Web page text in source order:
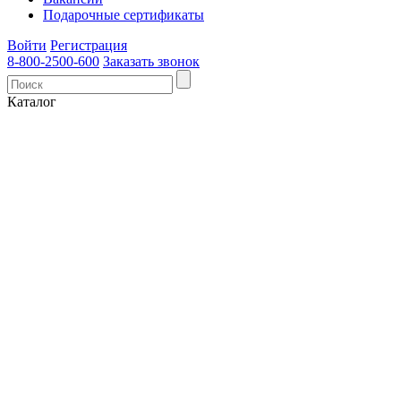
Подарочные сертификаты
Войти Регистрация
8-800-2500-600 Заказать звонок
Каталог